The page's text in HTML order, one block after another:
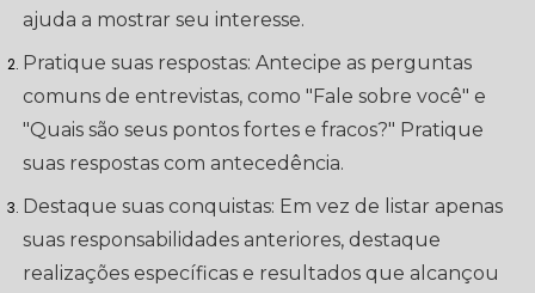
ajuda a mostrar seu interesse.
Pratique suas respostas: Antecipe as perguntas
comuns de entrevistas, como "Fale sobre você" e
"Quais são seus pontos fortes e fracos?" Pratique
suas respostas com antecedência.
Destaque suas conquistas: Em vez de listar apenas
suas responsabilidades anteriores, destaque
realizações específicas e resultados que alcançou